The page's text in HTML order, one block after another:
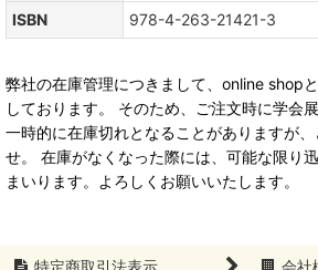
ISBN
978-4-263-21421-3
弊社の在庫管理につきまして、online shop
しております。 そのため、ご注文時に学会
一時的に在庫切れとなることがありますが
せ。 在庫がなくなった際には、可能な限り
まいります。よろしくお願いいたします。
特定商取引法表示 会社